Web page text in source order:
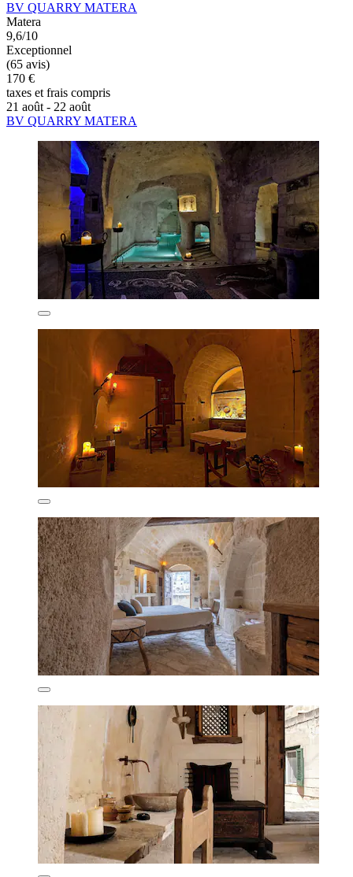
BV QUARRY MATERA
Matera
9,6/10
Exceptionnel
(65 avis)
170 €
taxes et frais compris
21 août - 22 août
BV QUARRY MATERA